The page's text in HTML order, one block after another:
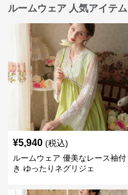
ルームウェア 人気アイテム
¥5,940 (税込)
ルームウェア 優美なレース袖付
き ゆったりネグリジェ